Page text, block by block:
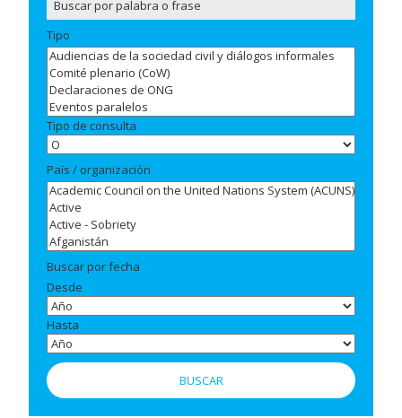
Tipo
Tipo de consulta
País / organización
Buscar por fecha
Desde
Hasta